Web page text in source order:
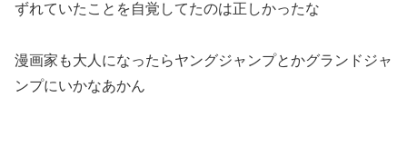
ずれていたことを自覚してたのは正しかったな
漫画家も大人になったらヤングジャンプとかグランドジャ
ンプにいかなあかん